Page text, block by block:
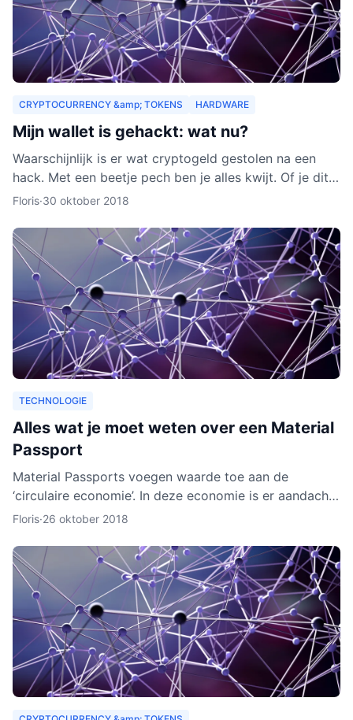
CRYPTOCURRENCY &amp; TOKENS HARDWARE
Mijn wallet is gehackt: wat nu?
Waarschijnlijk is er wat cryptogeld gestolen na een
hack. Met een beetje pech ben je alles kwijt. Of je dit
nog terug kunt krijgen, leggen we je uit in dit arti
Floris·30 oktober 2018
TECHNOLOGIE
Alles wat je moet weten over een Material
Passport
Material Passports voegen waarde toe aan de
‘circulaire economie’. In deze economie is er aandacht
voor het hergebruik van materialen. We gaan dan
Floris·26 oktober 2018